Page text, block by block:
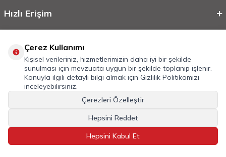
Hızlı Erişim
Tüm Hakkı Saklıdır.Mobilcadde.com
Sistemleriyle Hazırlanmıştır.
Çerez Kullanımı
Kişisel verileriniz, hizmetlerimizin daha iyi bir şekilde
sunulması için mevzuata uygun bir şekilde toplanıp işlenir.
Konuyla ilgili detaylı bilgi almak için Gizlilik Politikamızı
inceleyebilirsiniz.
Çerezleri Özelleştir
Hepsini Reddet
Hepsini Kabul Et